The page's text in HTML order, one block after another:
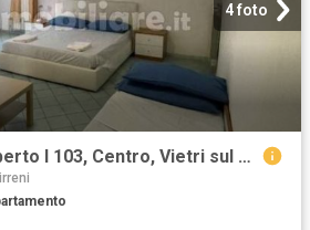
4 foto
Bilocale corso Umberto I 103, Centro, Vietri sul Mare